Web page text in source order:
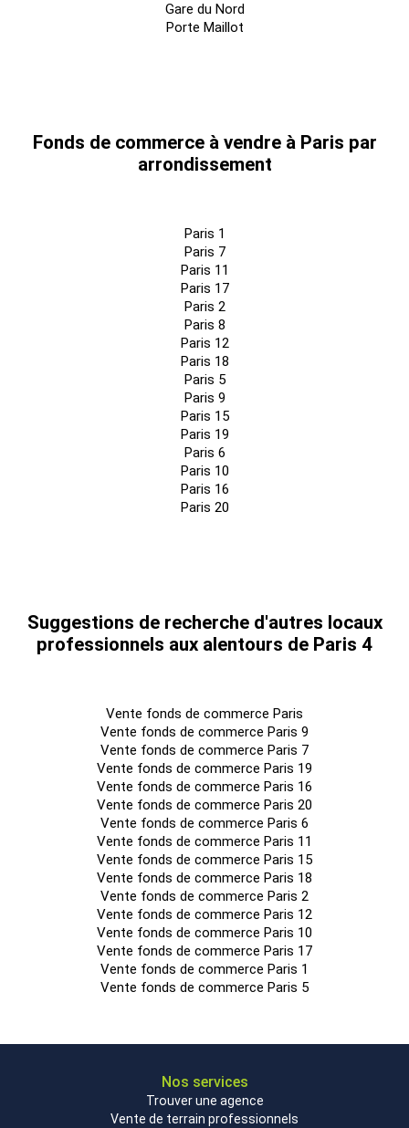
Gare du Nord
Porte Maillot
Fonds de commerce à vendre à Paris par
arrondissement
Paris 1
Paris 7
Paris 11
Paris 17
Paris 2
Paris 8
Paris 12
Paris 18
Paris 5
Paris 9
Paris 15
Paris 19
Paris 6
Paris 10
Paris 16
Paris 20
Suggestions de recherche d'autres locaux
professionnels aux alentours de Paris 4
Vente fonds de commerce Paris
Vente fonds de commerce Paris 9
Vente fonds de commerce Paris 7
Vente fonds de commerce Paris 19
Vente fonds de commerce Paris 16
Vente fonds de commerce Paris 20
Vente fonds de commerce Paris 6
Vente fonds de commerce Paris 11
Vente fonds de commerce Paris 15
Vente fonds de commerce Paris 18
Vente fonds de commerce Paris 2
Vente fonds de commerce Paris 12
Vente fonds de commerce Paris 10
Vente fonds de commerce Paris 17
Vente fonds de commerce Paris 1
Vente fonds de commerce Paris 5
Nos services
Trouver une agence
Vente de terrain professionnels